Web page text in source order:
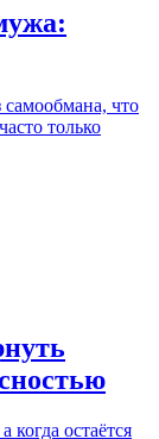
самообмана, что
только
остаётся